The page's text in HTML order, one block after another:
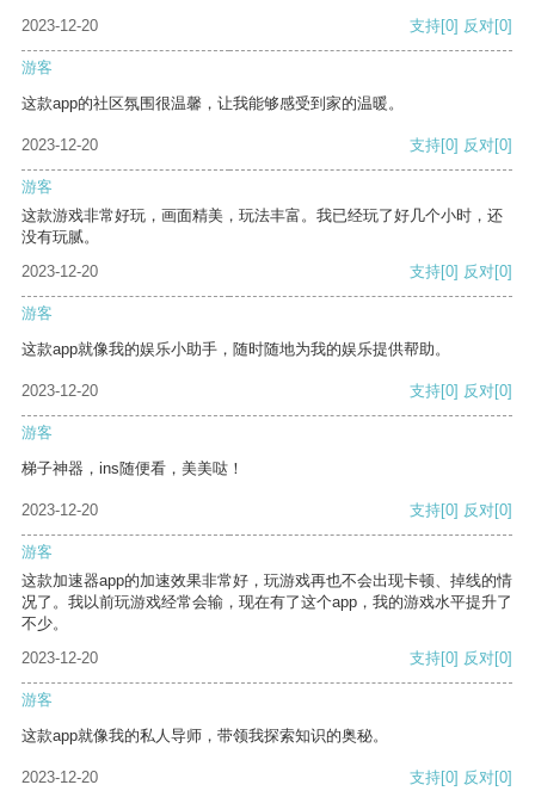
2023-12-20 支持[0] 反对[0]
游客
这款app的社区氛围很温馨，让我能够感受到家的温暖。
2023-12-20 支持[0] 反对[0]
游客
这款游戏非常好玩，画面精美，玩法丰富。我已经玩了好几个小时，还
没有玩腻。
2023-12-20
支持[0] 反对[0]
游客
这款app就像我的娱乐小助手，随时随地为我的娱乐提供帮助。
2023-12-20 支持[0] 反对[0]
游客
梯子神器，ins随便看，美美哒！
2023-12-20 支持[0] 反对[0]
游客
这款加速器app的加速效果非常好，玩游戏再也不会出现卡顿、掉线的情
况了。我以前玩游戏经常会输，现在有了这个app，我的游戏水平提升了
不少。
2023-12-20
支持[0] 反对[0]
游客
这款app就像我的私人导师，带领我探索知识的奥秘。
2023-12-20 支持[0] 反对[0]